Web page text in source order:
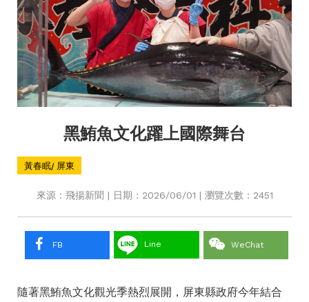
黑鮪魚文化躍上國際舞台
黃春眠/ 屏東
來源：飛揚新聞 | 日期：2026/06/01 | 瀏覽次數：2451
FB Line WeChat
隨著黑鮪魚文化觀光季熱烈展開，屏東縣政府今年結合